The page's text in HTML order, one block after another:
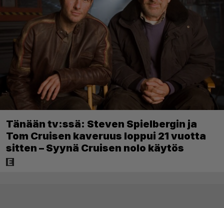
Tänään tv:ssä: Steven Spielbergin ja
Tom Cruisen kaveruus loppui 21 vuotta
sitten – Syynä Cruisen nolo käytös